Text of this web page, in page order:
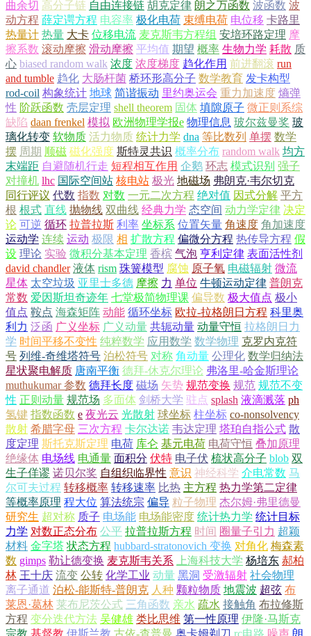
曲余切 高分子链 自由连接链 胡克定律 朗之万函数 波函数 波
动方程 薛定谔方程 电容率 极化电荷 束缚电荷 电位移 卡路里
热量计 热量 大卡 位移电流 麦克斯韦方程组 安培环路定理 摩
擦系数 滚动摩擦 滑动摩擦 平均值 期望 概率 生物力学 耗散 质
心 biased random walk 浓度 浓度梯度 趋化作用 前进翻滚 run
and tumble 趋化 大肠杆菌 桥环形高分子 数学教育 发卡构型
rod-coil 构象统计 地球 简谐振动 里约奥运会 重力加速度 熵弹
性 阶跃函数 壳层定理 shell theorem 固体 填隙原子 微正则系综
缺陷 daan frenkel 模拟 欧洲物理学报e 物理信息 玻尔兹曼奖 玻
璃化转变 软物质 活力物质 统计力学 dna 等比数列 单摆 数学
摆 周期 顺磁 磁化强度 斯特灵共识 概率分布 random walk 均方
末端距 自避随机行走 短程相互作用 企鹅 环志 模式识别 强子
对撞机 lhc 国际空间站 核电站 极光 地磁场 弗朗克·韦尔切克
同行评议 代数 指数 对数 一元二次方程 绝对值 因式分解 平方
根 根式 直线 抛物线 双曲线 经典力学 态空间 动力学定律 决定
论 可逆 循环 拉普拉斯 利率 坐标系 位置矢量 角速度 角加速度
运动学 连续 运动 极限 相 扩散方程 偏微分方程 热传导方程 假
设 理论 实验 微积分基本定理 香槟 气泡 亨利定律 表面活性剂
david chandler 液体 rism 珠簧模型 腐蚀 原子氧 电磁辐射 微流
星体 太空垃圾 亚里士多德 摩擦 力 单位 牛顿运动定律 普朗克
常数 爱因斯坦奇迹年 七堂极简物理课 偏导数 极大值点 极小
值点 鞍点 海森矩阵 动能 循环坐标 欧拉-拉格朗日方程 科里奥
利力 泛函 广义坐标 广义动量 共轭动量 动量守恒 拉格朗日力
学 时间平移不变性 纯粹数学 应用数学 数学物理 克罗内克符
号 列维-奇维塔符号 泊松符号 对称 角动量 公理化 数学归纳法
星状聚电解质 唐南平衡 德拜-休克尔理论 弗洛里-哈金斯理论
muthukumar 参数 德拜长度 磁场 矢势 规范变换 规范 规范不变
性 正则动量 规范场 多面体 剑桥大学 驻点 splash 液滴溅落 ph
氢键 指数函数 e 夜光云 光散射 球坐标 柱坐标 co-nonsolvency
散射 希腊字母 三次方程 卡尔达诺 韦达定理 塔珀自指公式 散
度定理 斯托克斯定理 电荷 库仑 基元电荷 电荷守恒 叠加原理
绝缘体 电场线 电通量 面积分 伏特 电子伏 梳状高分子 blob 双
生子佯谬 诺贝尔奖 自组织临界性 意识 神经科学 介电常数 马
尔可夫过程 转移概率 转移速率 比热 主方程 热力学第二定律
等概率原理 程大位 算法统宗 偏导 粒子物理 杰尔姆·弗里德曼
研究生 超对称 质子 电场能 电场能密度 统计热力学 统计目标
力学 对数正态分布 公平 拉普拉斯方程 时间 圈量子引力 超颖
材料 金字塔 状态方程 hubbard-stratonovich 变换 对角化 梅森素
数 gimps 勒让德变换 麦克斯韦关系 上海科技大学 杨培东 郝柏
林 王十庆 流变 公转 化学工业 动量 黑洞 受激辐射 社会物理
离子通道 泊松-能斯特-普朗克 人种 颗粒物质 地震波 超弦 布
莱恩·葛林 莱布尼茨公式 三角函数 亲水 疏水 接触角 布拉修斯
方程 变分迭代方法 吴健雄 类比思维 第一性原理 伊隆·马斯克